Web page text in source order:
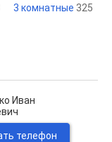
3 комнатные 325
Иван
телефон